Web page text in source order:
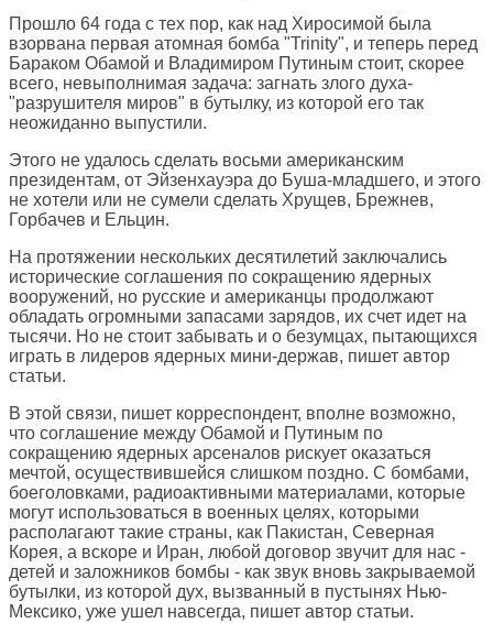
Прошло 64 года с тех пор, как над Хиросимой была
взорвана первая атомная бомба "Trinity", и теперь перед
Бараком Обамой и Владимиром Путиным стоит, скорее
всего, невыполнимая задача: загнать злого духа-
"разрушителя миров" в бутылку, из которой его так
неожиданно выпустили.
Этого не удалось сделать восьми американским
президентам, от Эйзенхауэра до Буша-младшего, и этого
не хотели или не сумели сделать Хрущев, Брежнев,
Горбачев и Ельцин.
На протяжении нескольких десятилетий заключались
исторические соглашения по сокращению ядерных
вооружений, но русские и американцы продолжают
обладать огромными запасами зарядов, их счет идет на
тысячи. Но не стоит забывать и о безумцах, пытающихся
играть в лидеров ядерных мини-держав, пишет автор
статьи.
В этой связи, пишет корреспондент, вполне возможно,
что соглашение между Обамой и Путиным по
сокращению ядерных арсеналов рискует оказаться
мечтой, осуществившейся слишком поздно. С бомбами,
боеголовками, радиоактивными материалами, которые
могут использоваться в военных целях, которыми
располагают такие страны, как Пакистан, Северная
Корея, а вскоре и Иран, любой договор звучит для нас -
детей и заложников бомбы - как звук вновь закрываемой
бутылки, из которой дух, вызванный в пустынях Нью-
Мексико, уже ушел навсегда, пишет автор статьи.